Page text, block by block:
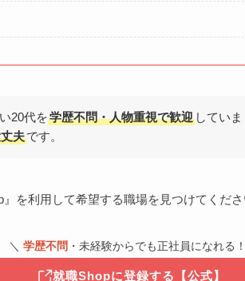
20代を学歴不問・人物重視で歓迎 していま
夫です。
を利用して希望する職場を見つけてくださ
＼ 学歴不問 ・未経験からでも正社員になれる
就職Shopに登録する【公式】